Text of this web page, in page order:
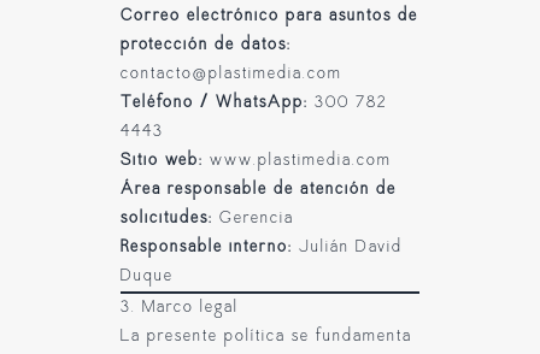
Correo electrónico para asuntos de
protección de datos:
contacto@plastimedia.com
Teléfono / WhatsApp: 300 782
4443
Sitio web: www.plastimedia.com
Área responsable de atención de
solicitudes: Gerencia
Responsable interno: Julián David
Duque
3. Marco legal
La presente política se fundamenta